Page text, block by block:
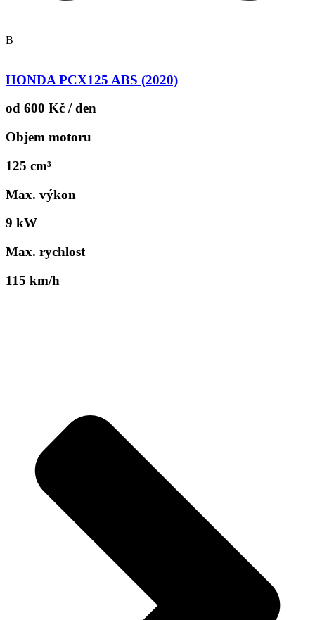
B
HONDA PCX125 ABS (2020)
od 600 Kč / den
Objem motoru
125 cm³
Max. výkon
9 kW
Max. rychlost
115 km/h